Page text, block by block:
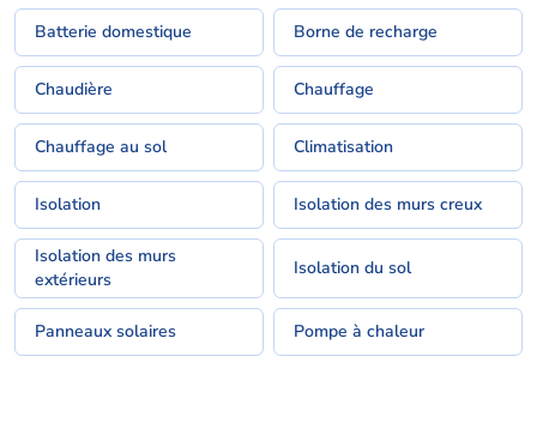
Batterie domestique Borne de recharge
Chaudière Chauffage
Chauffage au sol Climatisation
Isolation Isolation des murs creux
Isolation des murs
extérieurs
Isolation du sol
Panneaux solaires Pompe à chaleur